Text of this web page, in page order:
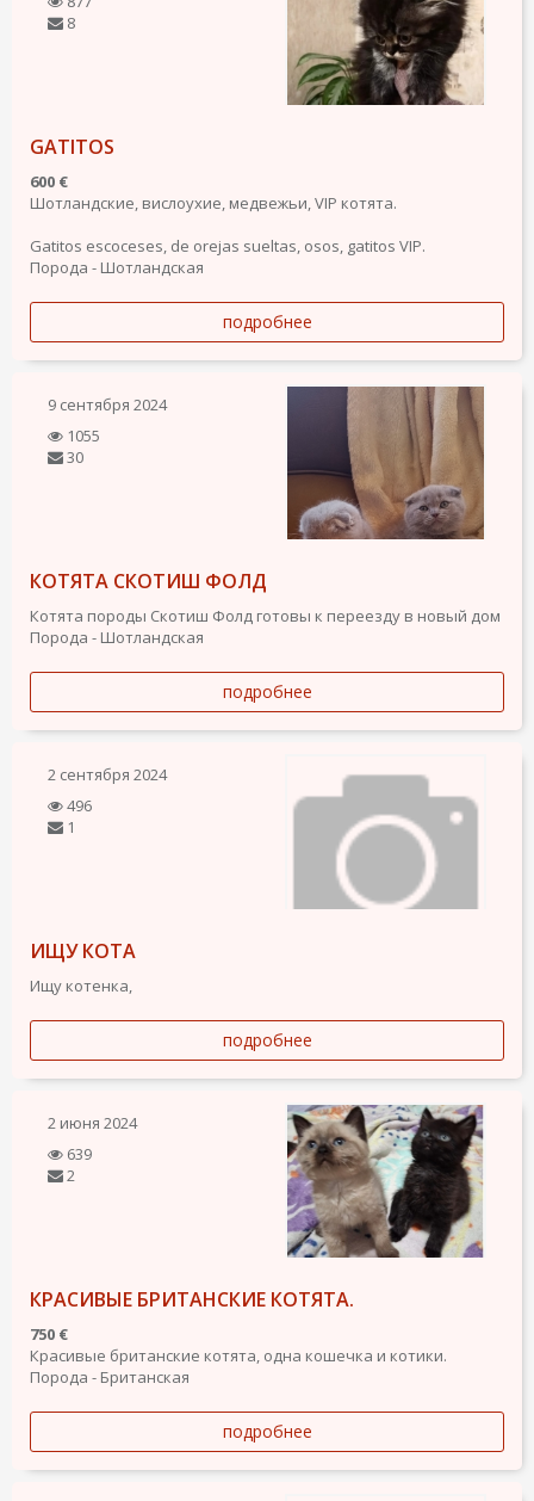
8
GATITOS
600 €
Шотландские, вислоухие, медвежьи, VIP котята.
Gatitos escoceses, de orejas sueltas, osos, gatitos VIP.
Порода - Шотландская
подробнее
9 сентября 2024
1055
30
КОТЯТА СКОТИШ ФОЛД
Котята породы Скотиш Фолд готовы к переезду в новый дом
Порода - Шотландская
подробнее
2 сентября 2024
496
1
ИЩУ КОТА
Ищу котенка,
подробнее
2 июня 2024
639
2
КРАСИВЫЕ БРИТАНСКИЕ КОТЯТА.
750 €
Красивые британские котята, одна кошечка и котики.
Порода - Британская
подробнее